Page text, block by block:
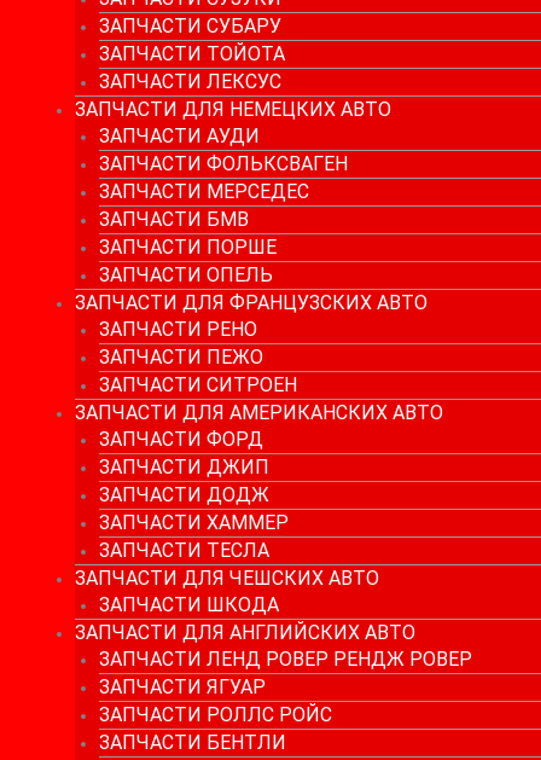
ЗАПЧАСТИ СУБАРУ
ЗАПЧАСТИ ТОЙОТА
ЗАПЧАСТИ ЛЕКСУС
ЗАПЧАСТИ ДЛЯ НЕМЕЦКИХ АВТО
ЗАПЧАСТИ АУДИ
ЗАПЧАСТИ ФОЛЬКСВАГЕН
ЗАПЧАСТИ МЕРСЕДЕС
ЗАПЧАСТИ БМВ
ЗАПЧАСТИ ПОРШЕ
ЗАПЧАСТИ ОПЕЛЬ
ЗАПЧАСТИ ДЛЯ ФРАНЦУЗСКИХ АВТО
ЗАПЧАСТИ РЕНО
ЗАПЧАСТИ ПЕЖО
ЗАПЧАСТИ СИТРОЕН
ЗАПЧАСТИ ДЛЯ АМЕРИКАНСКИХ АВТО
ЗАПЧАСТИ ФОРД
ЗАПЧАСТИ ДЖИП
ЗАПЧАСТИ ДОДЖ
ЗАПЧАСТИ ХАММЕР
ЗАПЧАСТИ ТЕСЛА
ЗАПЧАСТИ ДЛЯ ЧЕШСКИХ АВТО
ЗАПЧАСТИ ШКОДА
ЗАПЧАСТИ ДЛЯ АНГЛИЙСКИХ АВТО
ЗАПЧАСТИ ЛЕНД РОВЕР РЕНДЖ РОВЕР
ЗАПЧАСТИ ЯГУАР
ЗАПЧАСТИ РОЛЛС РОЙС
ЗАПЧАСТИ БЕНТЛИ